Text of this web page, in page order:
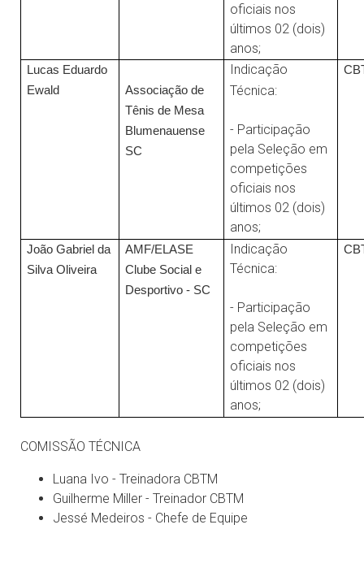
oficiais nos
últimos 02 (dois)
anos;
Lucas Eduardo
Ewald
Associação de
Tênis de Mesa
Blumenauense
SC
Indicação
Técnica:
- Participação
pela Seleção em
competições
oficiais nos
últimos 02 (dois)
anos;
João Gabriel da
Silva Oliveira
AMF/ELASE
Clube Social e
Desportivo - SC
Indicação
Técnica:
- Participação
pela Seleção em
competições
oficiais nos
últimos 02 (dois)
anos;
COMISSÃO TÉCNICA
Luana Ivo - Treinadora CBTM
Guilherme Miller - Treinador CBTM
Jessé Medeiros - Chefe de Equipe